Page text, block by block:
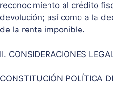
reconocimiento al crédito
devolución; así como a la
de la renta imponible.
II. CONSIDERACIONES
CONSTITUCIÓN POLÍTICA